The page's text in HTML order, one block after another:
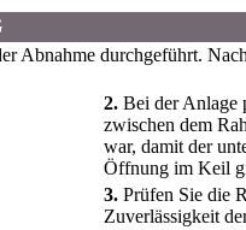
Abnahme durchgeführt.
2. Bei der Anlage
zwischen dem
war, damit der
Öffnung im Keil
3. Prüfen Sie die
Zuverlässigkeit